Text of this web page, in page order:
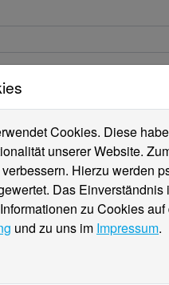
Cookies. Diese
unserer Website.
Hierzu werden
Das
zu Cookies
und zu uns im Impressum.